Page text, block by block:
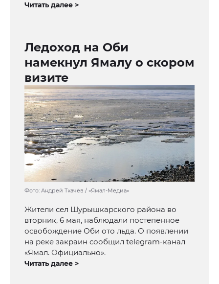
Читать далее >
Ледоход на Оби
намекнул Ямалу о скором
визите
Фото: Андрей Ткачёв / «Ямал-Медиа»
Жители сел Шурышкарского района во
вторник, 6 мая, наблюдали постепенное
освобождение Оби ото льда. О появлении
на реке закраин сообщил telegram-канал
«Ямал. Официально».
Читать далее >